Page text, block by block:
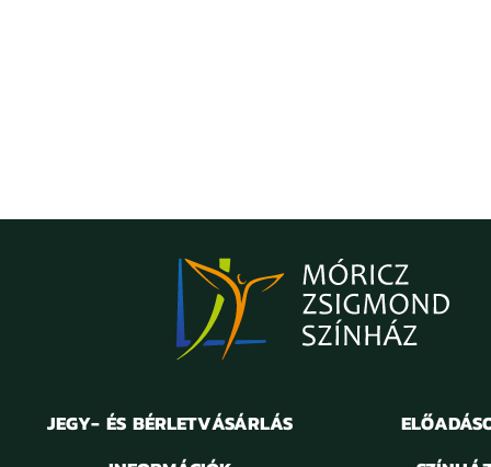
JEGY- ÉS BÉRLETVÁSÁRLÁS